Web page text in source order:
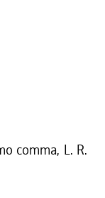
comma, L. R.